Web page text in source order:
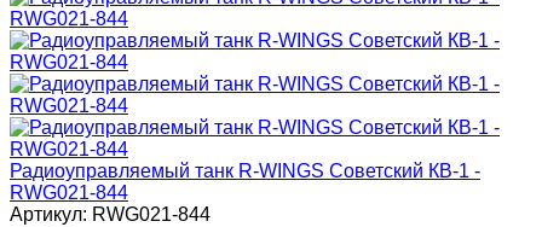
Радиоуправляемый танк R-WINGS Советский КВ-1 -
RWG021-844
Артикул: RWG021-844